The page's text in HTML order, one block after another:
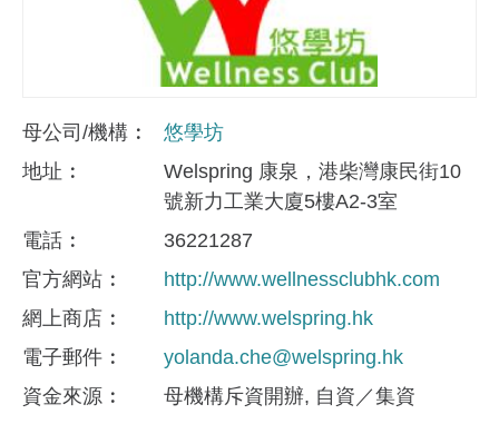
母公司/機構
悠學坊
地址
Welspring 康泉，港柴灣康民街10
號新力工業大廈5樓A2-3室
電話
36221287
官方網站
http://www.wellnessclubhk.com
網上商店
http://www.welspring.hk
電子郵件
yolanda.che@welspring.hk
資金來​源
母機構斥資開辦 自資／集資